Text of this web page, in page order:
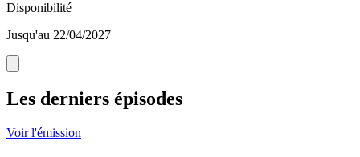
Disponibilité
Jusqu'au 22/04/2027
Les derniers épisodes
Voir l'émission